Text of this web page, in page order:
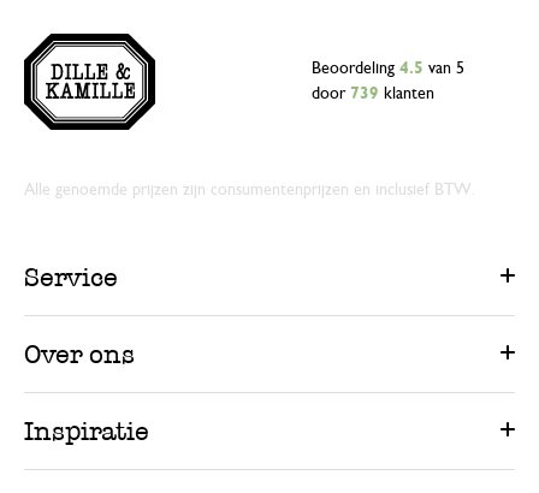
Beoordeling 4.5 van 5
door 739 klanten
Alle genoemde prijzen zijn consumentenprijzen en inclusief BTW.
Service
Over ons
Inspiratie